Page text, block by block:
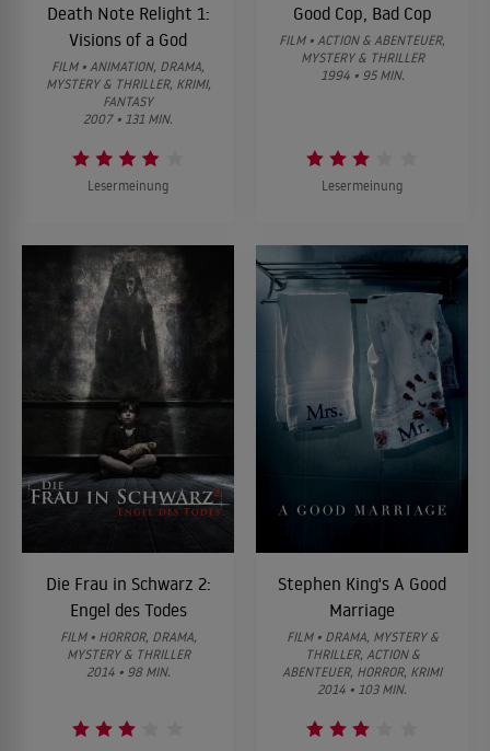
Death Note Relight 1:
Visions of a God
FILM • ANIMATION, DRAMA,
MYSTERY & THRILLER, KRIMI,
FANTASY
2007 • 131 MIN.
Lesermeinung
Good Cop, Bad Cop
FILM • ACTION & ABENTEUER,
MYSTERY & THRILLER
1994 • 95 MIN.
Lesermeinung
Die Frau in Schwarz 2:
Engel des Todes
FILM • HORROR, DRAMA,
MYSTERY & THRILLER
2014 • 98 MIN.
Stephen King's A Good
Marriage
FILM • DRAMA, MYSTERY &
THRILLER, ACTION &
ABENTEUER, HORROR, KRIMI
2014 • 103 MIN.